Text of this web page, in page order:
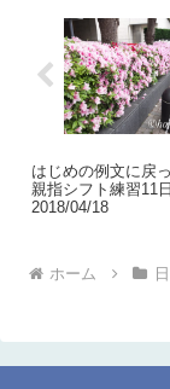
はじめの例文に戻
親指シフト練習11
2018/04/18
ホーム